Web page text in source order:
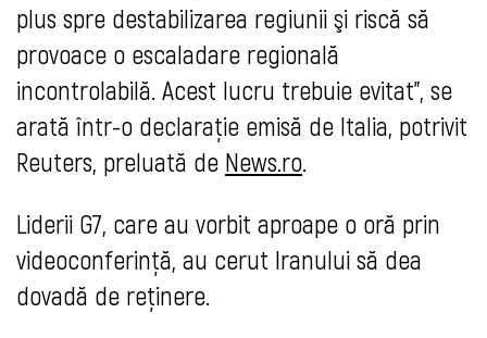
plus spre destabilizarea regiunii şi riscă să
provoace o escaladare regională
incontrolabilă. Acest lucru trebuie evitat", se
arată într-o declaraţie emisă de Italia, potrivit
Reuters, preluată de News.ro.
Liderii G7, care au vorbit aproape o oră prin
videoconferinţă, au cerut Iranului să dea
dovadă de reţinere.